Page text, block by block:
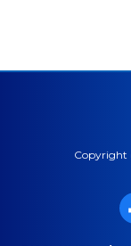
Copyright